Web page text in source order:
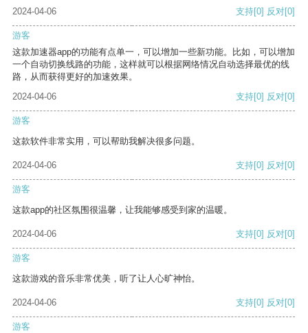
2024-04-06 支持[0] 反对[0]
游客
这款加速器app的功能有点单一，可以增加一些新功能。比如，可以增加
一个自动切换线路的功能，这样就可以根据网络情况自动选择最优的线
路，从而获得更好的加速效果。
2024-04-06
支持[0] 反对[0]
游客
这款软件非常实用，可以帮助我解决很多问题。
2024-04-06 支持[0] 反对[0]
游客
这款app的社区氛围很温馨，让我能够感受到家的温暖。
2024-04-06 支持[0] 反对[0]
游客
这款游戏的音乐非常优美，听了让人心旷神怡。
2024-04-06 支持[0] 反对[0]
游客